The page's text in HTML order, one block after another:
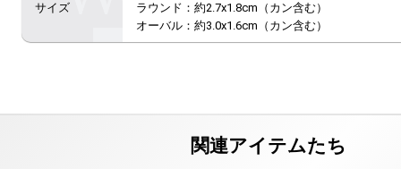
ラウンド：約2.7x1.8cm（カン含む）